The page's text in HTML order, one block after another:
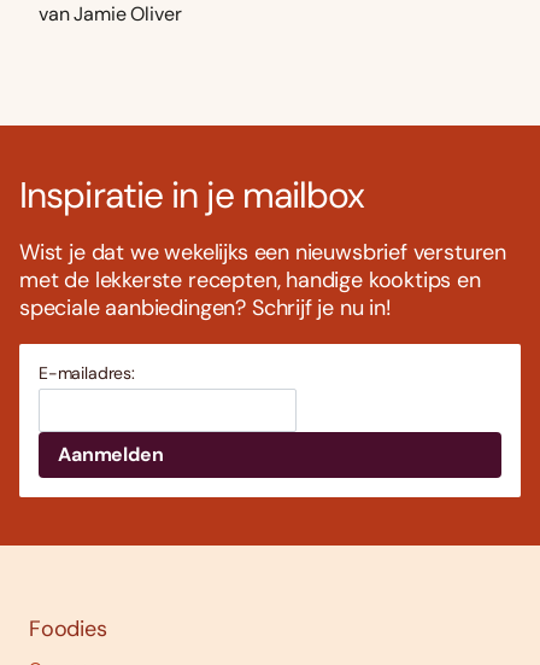
van Jamie Oliver
Inspiratie in je mailbox
Wist je dat we wekelijks een nieuwsbrief versturen
met de lekkerste recepten, handige kooktips en
speciale aanbiedingen? Schrijf je nu in!
E-mailadres:
Foodies